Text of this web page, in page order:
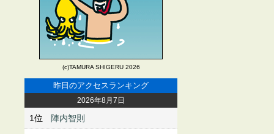
(c)TAMURA SHIGERU 2026
昨日のアクセスランキング
2026年8月7日
1位 陣内智則